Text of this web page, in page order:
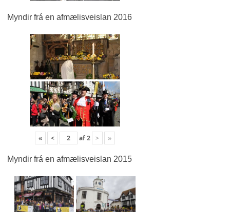
Myndir frá en afmælisveislan 2016
« < af2 > »
Myndir frá en afmælisveislan 2015